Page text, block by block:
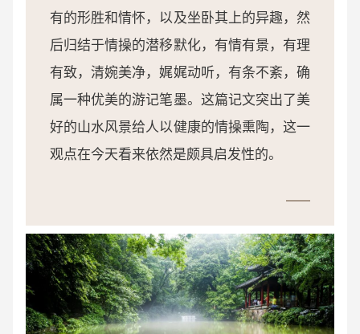
有的形胜和情怀，以及坐卧其上的异趣，然
后归结于情操的潜移默化，有情有景，有理
有致，清婉美净，娓娓动听，有条不紊，确
属一种优美的游记笔墨。这篇记文突出了美
好的山水风景给人以健康的情操熏陶，这一
观点在今天看来依然是颇具启发性的。